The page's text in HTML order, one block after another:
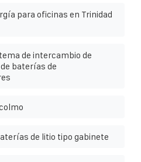
para oficinas en Trinidad
de intercambio de
baterías de
de litio tipo gabinete